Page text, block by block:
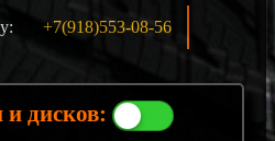
+7(918)553-08-56
дисков: